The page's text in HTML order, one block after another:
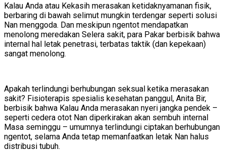
Kalau Anda atau Kekasih merasakan ketidaknyamanan fisik,
berbaring di bawah selimut mungkin terdengar seperti solusi
Nan menggoda. Dan meskipun ngentot mendapatkan
menolong meredakan Selera sakit, para Pakar berbisik bahwa
internal hal letak penetrasi, terbatas taktik (dan kepekaan)
sangat menolong.
Apakah terlindungi berhubungan seksual ketika merasakan
sakit? Fisioterapis spesialis kesehatan panggul, Anita Bir,
berbisik bahwa Kalau Anda merasakan nyeri jangka pendek –
seperti cedera otot Nan diperkirakan akan sembuh internal
Masa seminggu – umumnya terlindungi ciptakan berhubungan
ngentot, selama Anda tetap memanfaatkan letak Nan halus
distribusi tubuh.